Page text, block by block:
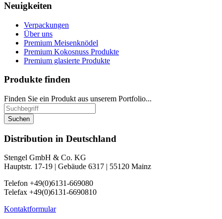
Neuigkeiten
Verpackungen
Über uns
Premium Meisenknödel
Premium Kokosnuss Produkte
Premium glasierte Produkte
Produkte finden
Finden Sie ein Produkt aus unserem Portfolio...
Suchen
Distribution in Deutschland
Stengel GmbH & Co. KG
Hauptstr. 17-19 | Gebäude 6317 | 55120 Mainz
Telefon +49(0)6131-669080
Telefax +49(0)6131-6690810
Kontaktformular